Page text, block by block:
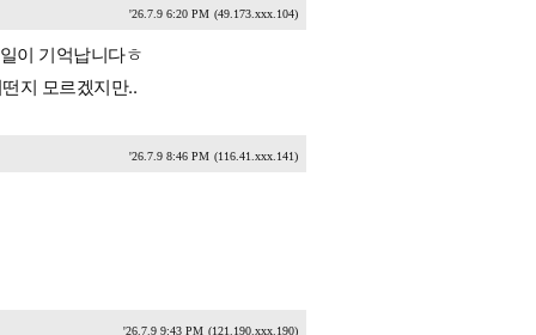
'26.7.9 6:20 PM (49.173.xxx.104)
이 기억납니다ㅎ
지 모르겠지만..
'26.7.9 8:46 PM (116.41.xxx.141)
'26.7.9 9:43 PM (121.190.xxx.190)